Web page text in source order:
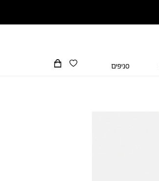
סניפים